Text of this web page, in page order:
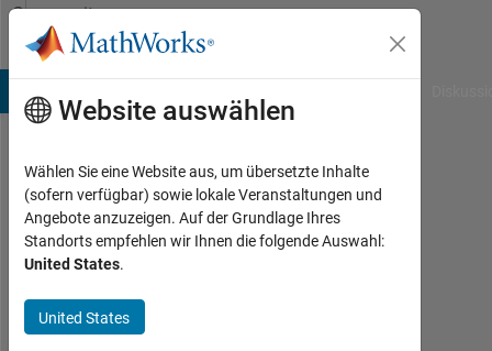
Weiter zum Inhalt
Community
Profile
Rob
Campbell
Last
etwa
ein
Website auswählen
Wählen Sie eine Website aus, um übersetzte Inhalte
(sofern verfügbar) sowie lokale Veranstaltungen und
Angebote anzuzeigen. Auf der Grundlage Ihres
Standorts empfehlen wir Ihnen die folgende Auswahl:
United States.
United States